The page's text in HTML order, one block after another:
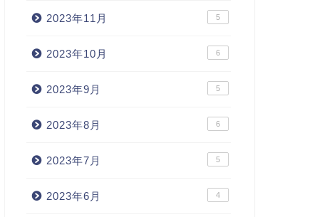
2023年11月 5
2023年10月 6
2023年9月 5
2023年8月 6
2023年7月 5
2023年6月 4